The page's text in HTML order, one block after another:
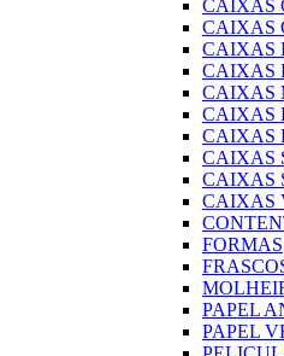
CAIXAS
CAIXAS
CAIXAS
CAIXAS
CAIXAS
CAIXAS
CAIXAS
CAIXAS
CAIXAS
CAIXAS
FORMAS
PAPEL
PAPEL